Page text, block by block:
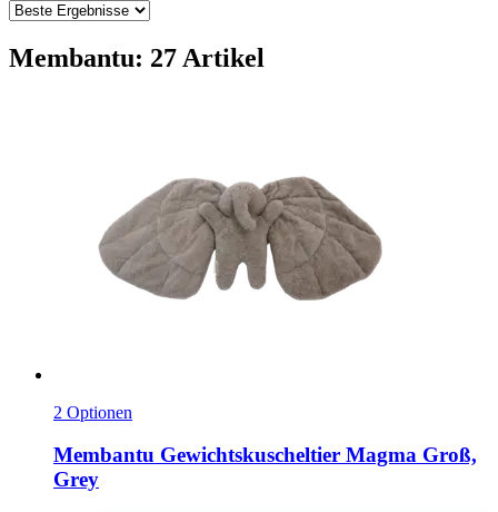
Membantu: 27 Artikel
2 Optionen
Membantu Gewichtskuscheltier Magma Groß,
Grey